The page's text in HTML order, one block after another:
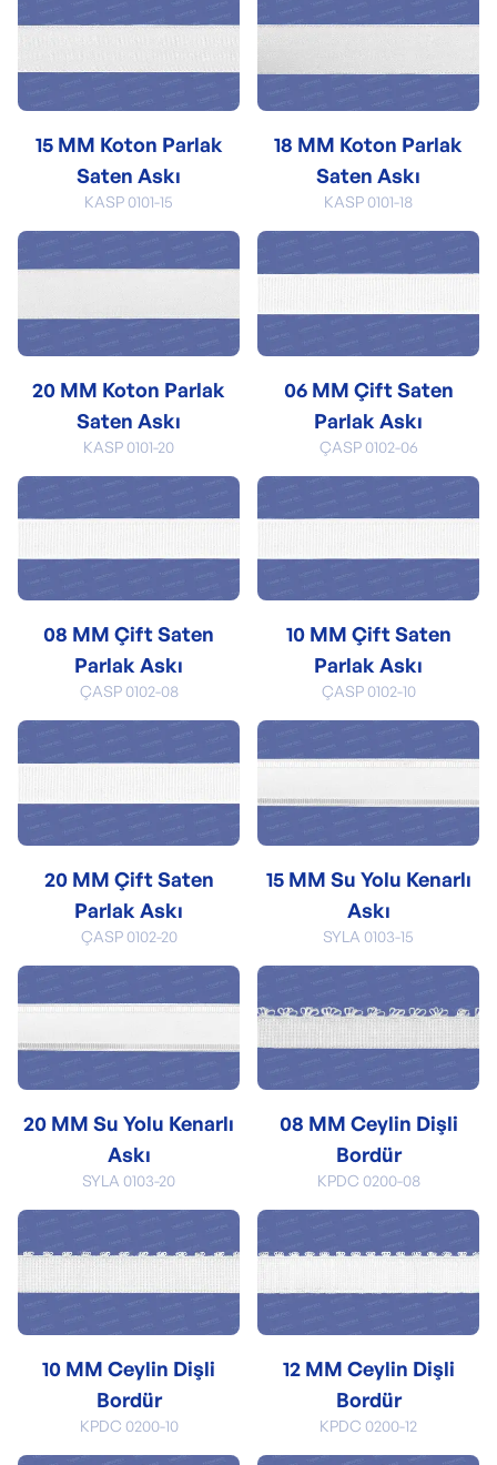
15 MM Koton Parlak
Saten Askı
KASP 0101-15
18 MM Koton Parlak
Saten Askı
KASP 0101-18
20 MM Koton Parlak
Saten Askı
KASP 0101-20
06 MM Çift Saten
Parlak Askı
ÇASP 0102-06
08 MM Çift Saten
Parlak Askı
ÇASP 0102-08
10 MM Çift Saten
Parlak Askı
ÇASP 0102-10
20 MM Çift Saten
Parlak Askı
ÇASP 0102-20
15 MM Su Yolu Kenarlı
Askı
SYLA 0103-15
20 MM Su Yolu Kenarlı
Askı
SYLA 0103-20
08 MM Ceylin Dişli
Bordür
KPDC 0200-08
10 MM Ceylin Dişli
Bordür
KPDC 0200-10
12 MM Ceylin Dişli
Bordür
KPDC 0200-12